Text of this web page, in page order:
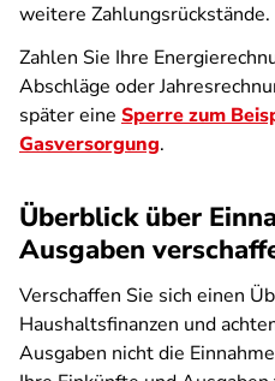
weitere Zahlungsrückstände.
Zahlen Sie Ihre
Abschläge oder
später eine Sperre zum
Gasversorgung.
Überblick über
Ausgaben
Verschaffen Sie sich einen
Haushaltsfinanzen und
Ausgaben nicht die